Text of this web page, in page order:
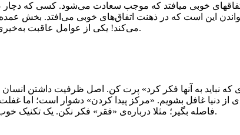
خوبی میافتد که موجب سعادت می‌شود. کسی که دچار
این است که در ذهنت اتفاق‌های خوبی می‌افتد. بخش
می‌کند! یکی از عوامل عاقبت به‌خیری، خیرخواهی برای دیگران است. برای فاصله‌گرفتن از دنیا از کنترل ذهن شروع کن؛ چشمت را به دنیای دیگران ندوز.
که نباید به آنها فکر کرد» پرت کن. اصل ظرفیت داشتن
از دنیا غافل بشویم. «مرکز پیدا کردن» دشوار است؛ اما
فاصله بگیر؛ مثلا درباره‌ی «فقر» فکر نکن. یک تکنیک خوب برای مقابله با افکار منفی. در نماز، خودت را به غفلت بزن؛ یعنی هر چیزی غیر از خدا، به ذهنت آمد آن را کنار بگذار.